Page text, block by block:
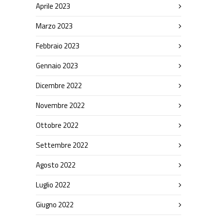
Aprile 2023
Marzo 2023
Febbraio 2023
Gennaio 2023
Dicembre 2022
Novembre 2022
Ottobre 2022
Settembre 2022
Agosto 2022
Luglio 2022
Giugno 2022